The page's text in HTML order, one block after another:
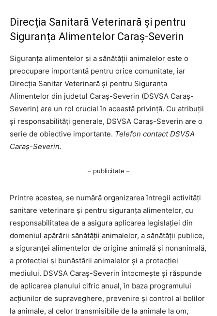
Direcția Sanitară Veterinară și pentru
Siguranța Alimentelor Caraș-Severin
Siguranța alimentelor și a sănătății animalelor este o
preocupare importantă pentru orice comunitate, iar
Direcția Sanitar Veterinară și pentru Siguranța
Alimentelor din judetul Caraș-Severin (DSVSA Caraș-
Severin) are un rol crucial în această privință. Cu atribuții
și responsabilități generale, DSVSA Caraș-Severin are o
serie de obiective importante. Telefon contact DSVSA
Caraș-Severin.
– publicitate –
Printre acestea, se numără organizarea întregii activități
sanitare veterinare și pentru siguranța alimentelor, cu
responsabilitatea de a asigura aplicarea legislației din
domeniul apărării sănătății animalelor, a sănătății publice,
a siguranței alimentelor de origine animală și nonanimală,
a protecției și bunăstării animalelor și a protecției
mediului. DSVSA Caraș-Severin întocmește și răspunde
de aplicarea planului cifric anual, în baza programului
acțiunilor de supraveghere, prevenire și control al bolilor
la animale, al celor transmisibile de la animale la om,